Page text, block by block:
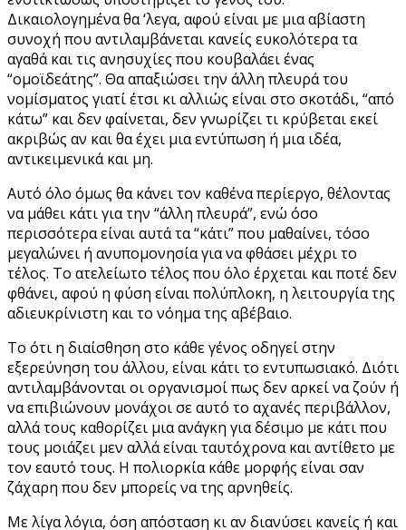
Δικαιολογημένα θα ‘λεγα, αφού είναι με μια αβίαστη
συνοχή που αντιλαμβάνεται κανείς ευκολότερα τα
αγαθά και τις ανησυχίες που κουβαλάει ένας
“ομοϊδεάτης”. Θα απαξιώσει την άλλη πλευρά του
νομίσματος γιατί έτσι κι αλλιώς είναι στο σκοτάδι, “από
κάτω” και δεν φαίνεται, δεν γνωρίζει τι κρύβεται εκεί
ακριβώς αν και θα έχει μια εντύπωση ή μια ιδέα,
αντικειμενικά και μη.
Αυτό όλο όμως θα κάνει τον καθένα περίεργο, θέλοντας
να μάθει κάτι για την “άλλη πλευρά”, ενώ όσο
περισσότερα είναι αυτά τα “κάτι” που μαθαίνει, τόσο
μεγαλώνει ή ανυπομονησία για να φθάσει μέχρι το
τέλος. Το ατελείωτο τέλος που όλο έρχεται και ποτέ δεν
φθάνει, αφού η φύση είναι πολύπλοκη, η λειτουργία της
αδιευκρίνιστη και το νόημα της αβέβαιο.
Το ότι η διαίσθηση στο κάθε γένος οδηγεί στην
εξερεύνηση του άλλου, είναι κάτι το εντυπωσιακό. Διότι
αντιλαμβάνονται οι οργανισμοί πως δεν αρκεί να ζούν ή
να επιβιώνουν μονάχοι σε αυτό το αχανές περιβάλλον,
αλλά τους καθορίζει μια ανάγκη για δέσιμο με κάτι που
τους μοιάζει μεν αλλά είναι ταυτόχρονα και αντίθετο με
τον εαυτό τους. Η πολιορκία κάθε μορφής είναι σαν
ζάχαρη που δεν μπορείς να της αρνηθείς.
Με λίγα λόγια, όση απόσταση κι αν διανύσει κανείς ή και